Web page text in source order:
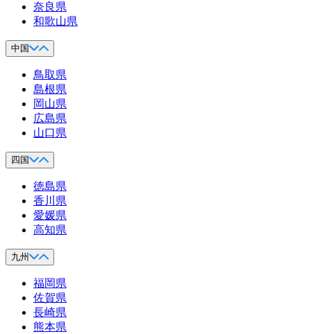
奈良県
和歌山県
中国
鳥取県
島根県
岡山県
広島県
山口県
四国
徳島県
香川県
愛媛県
高知県
九州
福岡県
佐賀県
長崎県
熊本県